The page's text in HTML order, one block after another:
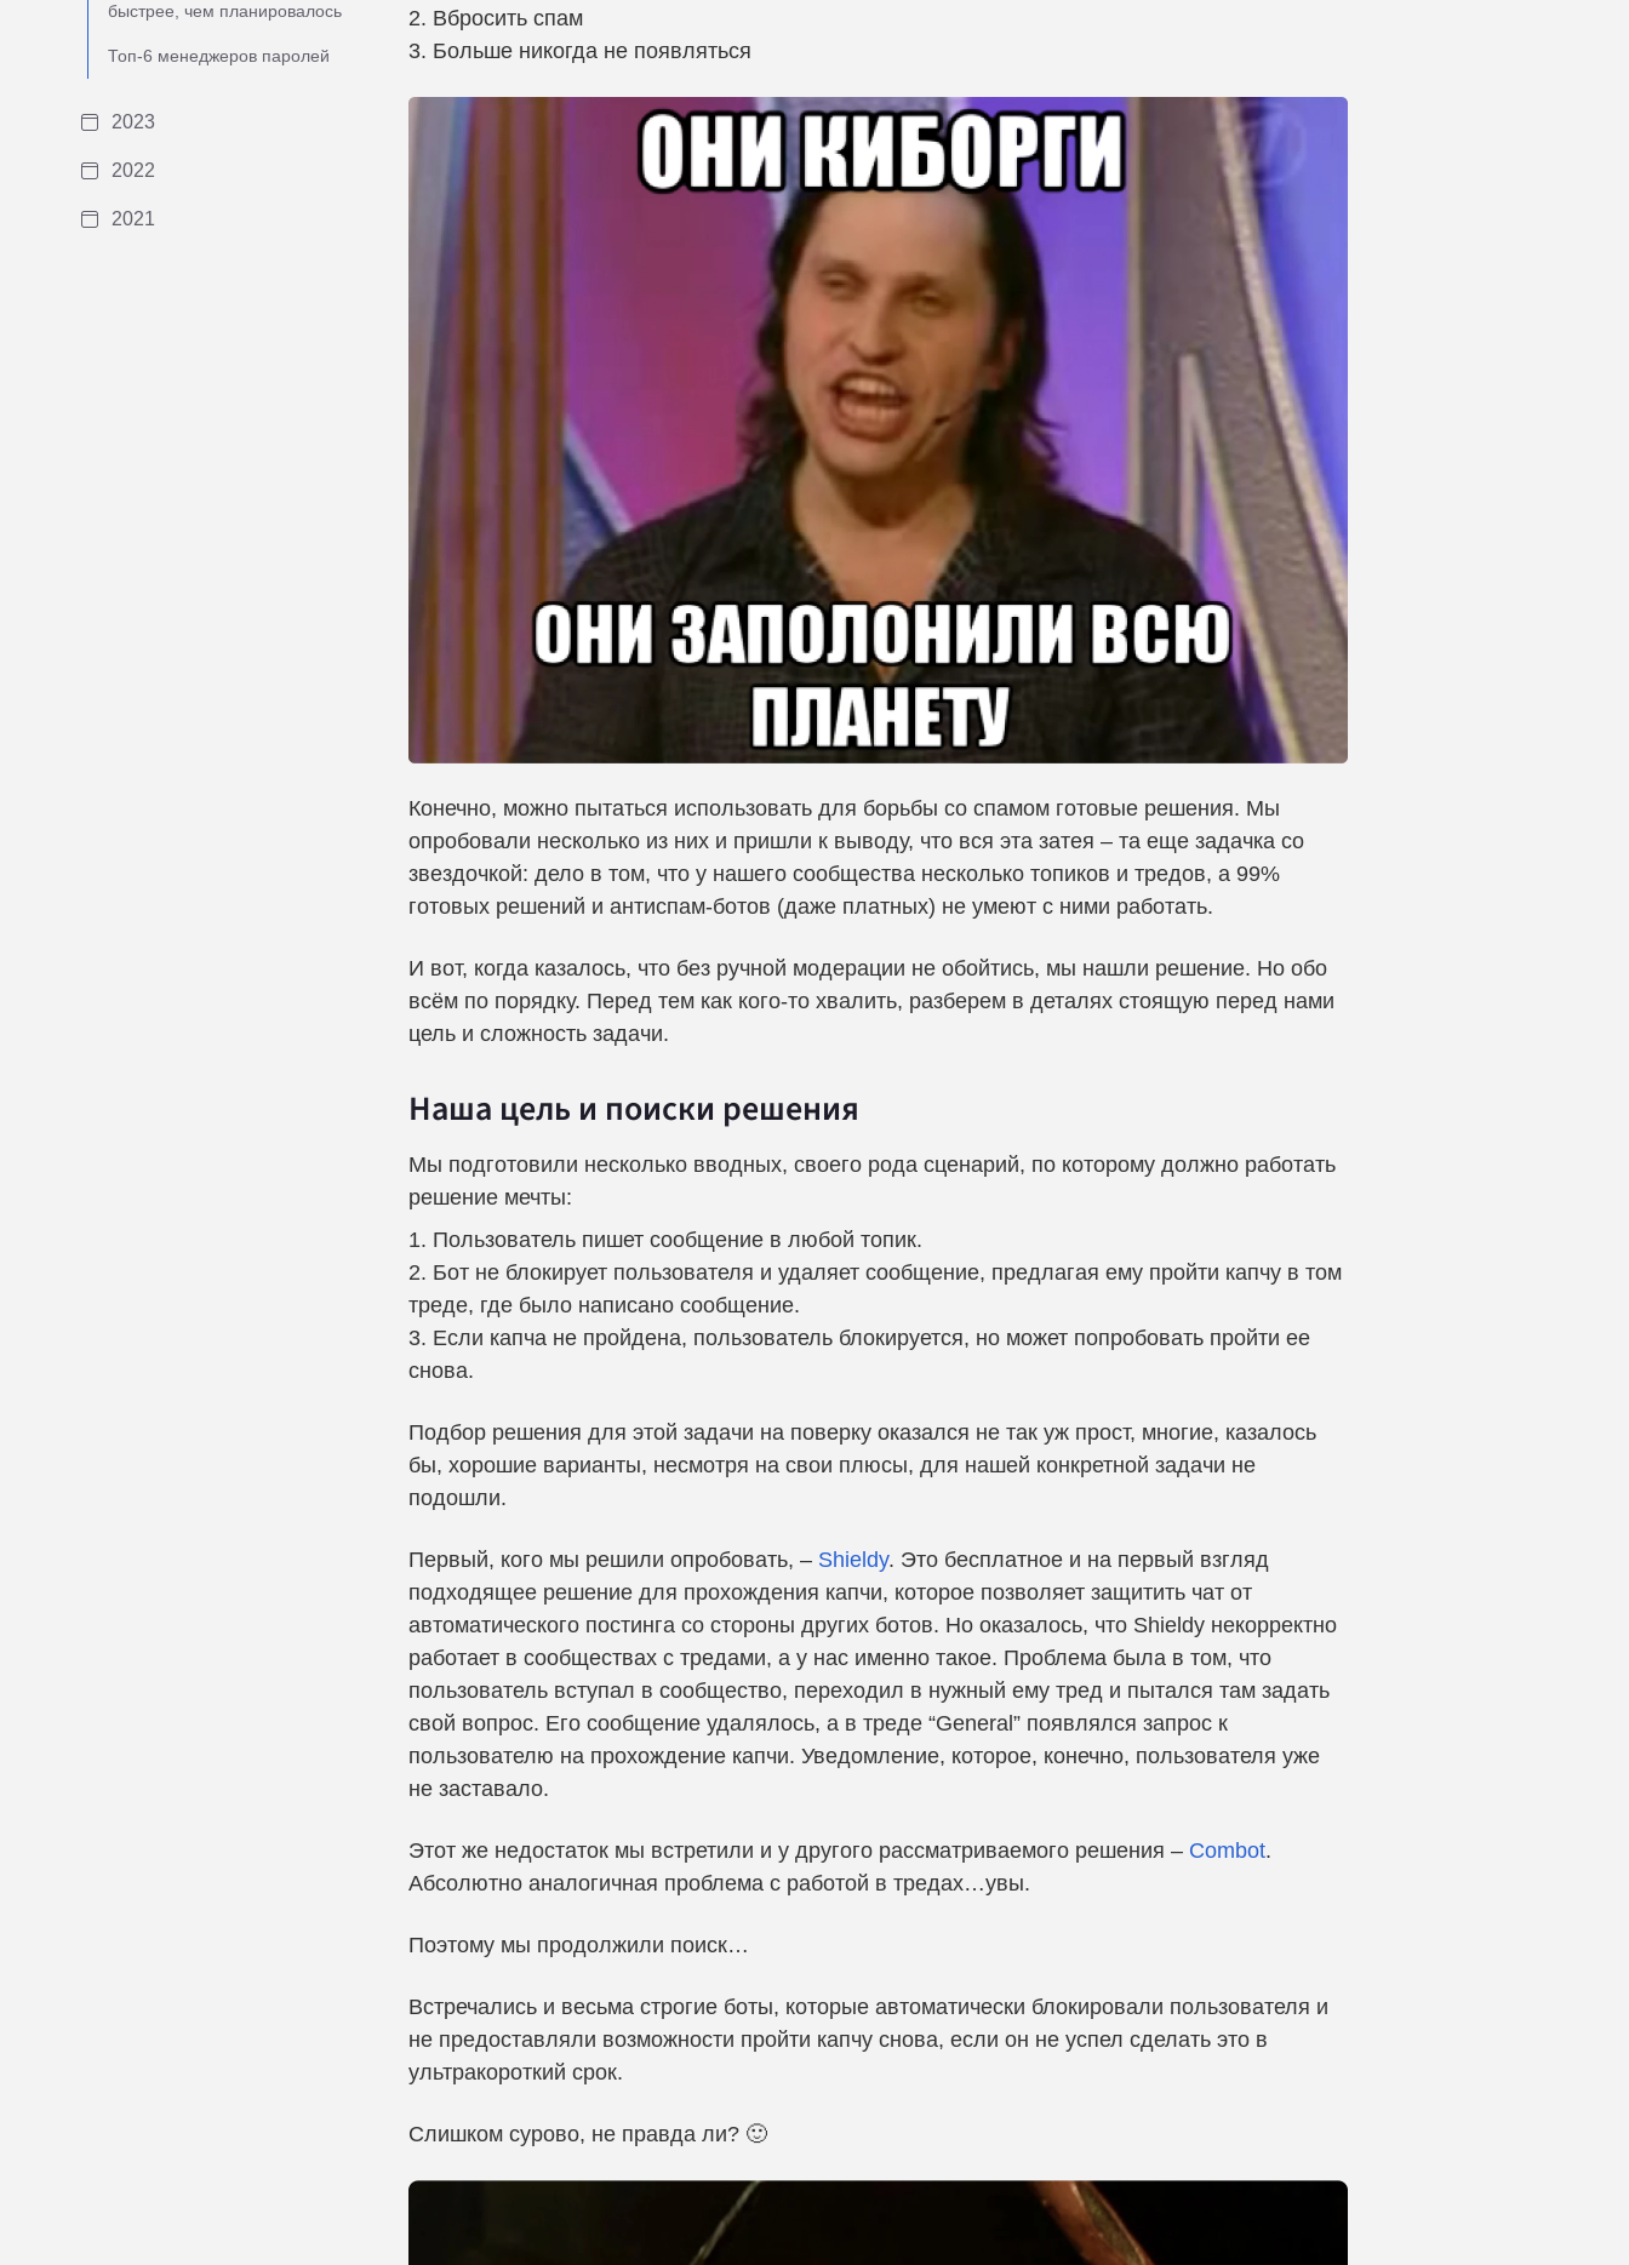
быстрее, чем планировалось
Топ-6 менеджеров паролей
2023
2022
2021
Вбросить спам
Больше никогда не появляться
Конечно, можно пытаться использовать для борьбы со спамом готовые решения. Мы
опробовали несколько из них и пришли к выводу, что вся эта затея – та еще задачка со
звездочкой: дело в том, что у нашего сообщества несколько топиков и тредов, а 99%
готовых решений и антиспам-ботов (даже платных) не умеют с ними работать.
И вот, когда казалось, что без ручной модерации не обойтись, мы нашли решение. Но обо
всём по порядку. Перед тем как кого-то хвалить, разберем в деталях стоящую перед нами
цель и сложность задачи.
Наша цель и поиски решения
Мы подготовили несколько вводных, своего рода сценарий, по которому должно работать
решение мечты:
Пользователь пишет сообщение в любой топик.
Бот не блокирует пользователя и удаляет сообщение, предлагая ему пройти капчу в том
треде, где было написано сообщение.
Если капча не пройдена, пользователь блокируется, но может попробовать пройти ее
снова.
Подбор решения для этой задачи на поверку оказался не так уж прост, многие, казалось
бы, хорошие варианты, несмотря на свои плюсы, для нашей конкретной задачи не
подошли.
Первый, кого мы решили опробовать, – Shieldy. Это бесплатное и на первый взгляд
подходящее решение для прохождения капчи, которое позволяет защитить чат от
автоматического постинга со стороны других ботов. Но оказалось, что Shieldy некорректно
работает в сообществах с тредами, а у нас именно такое. Проблема была в том, что
пользователь вступал в сообщество, переходил в нужный ему тред и пытался там задать
свой вопрос. Его сообщение удалялось, а в треде “General” появлялся запрос к
пользователю на прохождение капчи. Уведомление, которое, конечно, пользователя уже
не заставало.
Этот же недостаток мы встретили и у другого рассматриваемого решения – Combot.
Абсолютно аналогичная проблема с работой в тредах…увы.
Поэтому мы продолжили поиск…
Встречались и весьма строгие боты, которые автоматически блокировали пользователя и
не предоставляли возможности пройти капчу снова, если он не успел сделать это в
ультракороткий срок.
Слишком сурово, не правда ли? 🙂